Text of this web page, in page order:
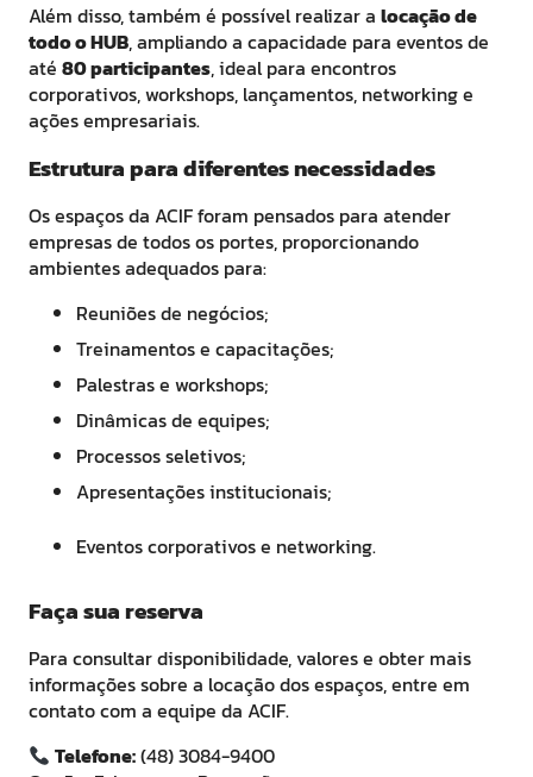
Além disso, também é possível realizar a locação de
todo o HUB, ampliando a capacidade para eventos de
até 80 participantes, ideal para encontros
corporativos, workshops, lançamentos, networking e
ações empresariais.
Estrutura para diferentes necessidades
Os espaços da ACIF foram pensados para atender
empresas de todos os portes, proporcionando
ambientes adequados para:
Reuniões de negócios;
Treinamentos e capacitações;
Palestras e workshops;
Dinâmicas de equipes;
Processos seletivos;
Apresentações institucionais;
Eventos corporativos e networking.
Faça sua reserva
Para consultar disponibilidade, valores e obter mais
informações sobre a locação dos espaços, entre em
contato com a equipe da ACIF.
Telefone:(48) 3084-9400